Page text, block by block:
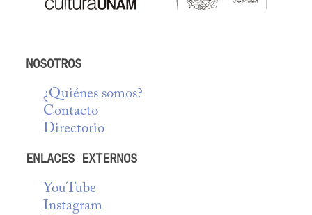
NOSOTROS
¿Quiénes somos?
Contacto
Directorio
ENLACES EXTERNOS
YouTube
Instagram